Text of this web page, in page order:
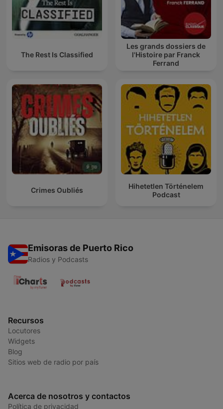
The Rest Is Classified
Les grands dossiers de
l'Histoire par Franck
Ferrand
Crimes Oubliés
Hihetetlen Történelem
Podcast
Emisoras de Puerto Rico
Radios y Podcasts
Recursos
Locutores
Widgets
Blog
Sitios web de radio por país
Acerca de nosotros y contactos
Política de privacidad